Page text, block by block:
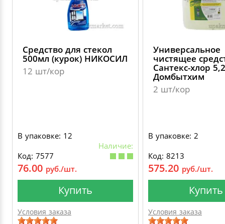
Средство для стекол
500мл (курок) НИКОСИЛ
12 шт/кор
В упаковке: 12
Наличие:
Код: 7577
76.00 руб./шт.
Купить
Условия заказа
Универсальное
чистящее
Сантекс-хлор
Домбытхим
2 шт/кор
В упаковке: 2
Код: 8213
575.20 руб./шт.
Купить
Условия заказа